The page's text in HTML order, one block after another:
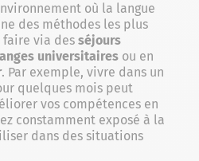
où la langue
des méthodes les plus
faire via des séjours
universitaires ou en
. Par exemple, vivre dans un
quelques mois peut
vos compétences en
constamment exposé à la
dans des situations